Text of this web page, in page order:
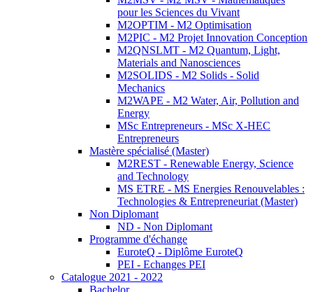
pour les Sciences du Vivant
M2OPTIM - M2 Optimisation
M2PIC - M2 Projet Innovation Conception
M2QNSLMT - M2 Quantum, Light,
Materials and Nanosciences
M2SOLIDS - M2 Solids - Solid
Mechanics
M2WAPE - M2 Water, Air, Pollution and
Energy
MSc Entrepreneurs - MSc X-HEC
Entrepreneurs
Mastère spécialisé (Master)
M2REST - Renewable Energy, Science
and Technology
MS ETRE - MS Energies Renouvelables :
Technologies & Entrepreneuriat (Master)
Non Diplomant
ND - Non Diplomant
Programme d'échange
EuroteQ - Diplôme EuroteQ
PEI - Echanges PEI
Catalogue 2021 - 2022
Bachelor